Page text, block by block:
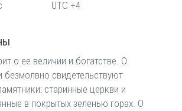
UTC +4
о ее величии и богатстве. О
безмолвно свидетельствуют
старинные церкви и
в покрытых зеленью горах. О